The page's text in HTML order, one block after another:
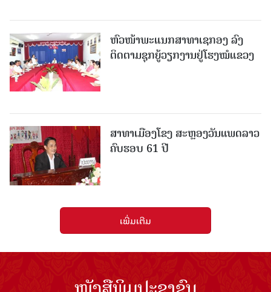
ຫົວໜ້າພະແນກສາທາເຊກອງ ລົງ
ຕິດຕາມຊຸກຍູ້ວຽກງານຢູ່ໂຮງໝໍແຂວງ
ສາທາເມືອງໂຂງ ສະຫຼອງວັນແພດລາວ
ຄົບຮອບ 61 ປີ
ເພີ່ມເຕີມ